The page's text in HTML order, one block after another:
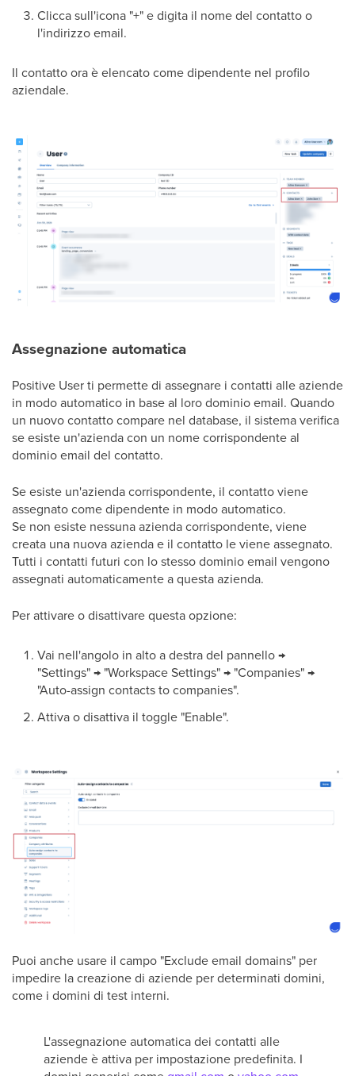
Clicca sull'icona "+" e digita il nome del contatto o
l'indirizzo email.
Il contatto ora è elencato come dipendente nel profilo
aziendale.
Assegnazione automatica
Positive User ti permette di assegnare i contatti alle aziende
in modo automatico in base al loro dominio email. Quando
un nuovo contatto compare nel database, il sistema verifica
se esiste un'azienda con un nome corrispondente al
dominio email del contatto.
Se esiste un'azienda corrispondente, il contatto viene
assegnato come dipendente in modo automatico.
Se non esiste nessuna azienda corrispondente, viene
creata una nuova azienda e il contatto le viene assegnato.
Tutti i contatti futuri con lo stesso dominio email vengono
assegnati automaticamente a questa azienda.
Per attivare o disattivare questa opzione:
Vai nell'angolo in alto a destra del pannello →
"Settings" → "Workspace Settings" → "Companies" →
"Auto-assign contacts to companies".
Attiva o disattiva il toggle "Enable".
Puoi anche usare il campo "Exclude email domains" per
impedire la creazione di aziende per determinati domini,
come i domini di test interni.
L'assegnazione automatica dei contatti alle
aziende è attiva per impostazione predefinita. I